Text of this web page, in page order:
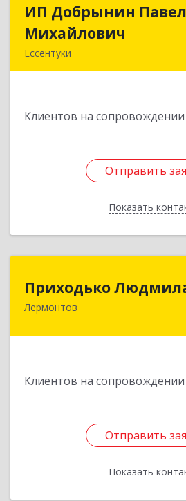
ИП Добрынин Павел
Михайлович
Ессентуки
Клиентов на сопровождении
Отправить
Показать
ИП
Отправить
Назад
Приходько
Лермонтов
Клиентов на сопровождении
Отправить
Показать
357341, Лермонтов г,
Отправить
Назад